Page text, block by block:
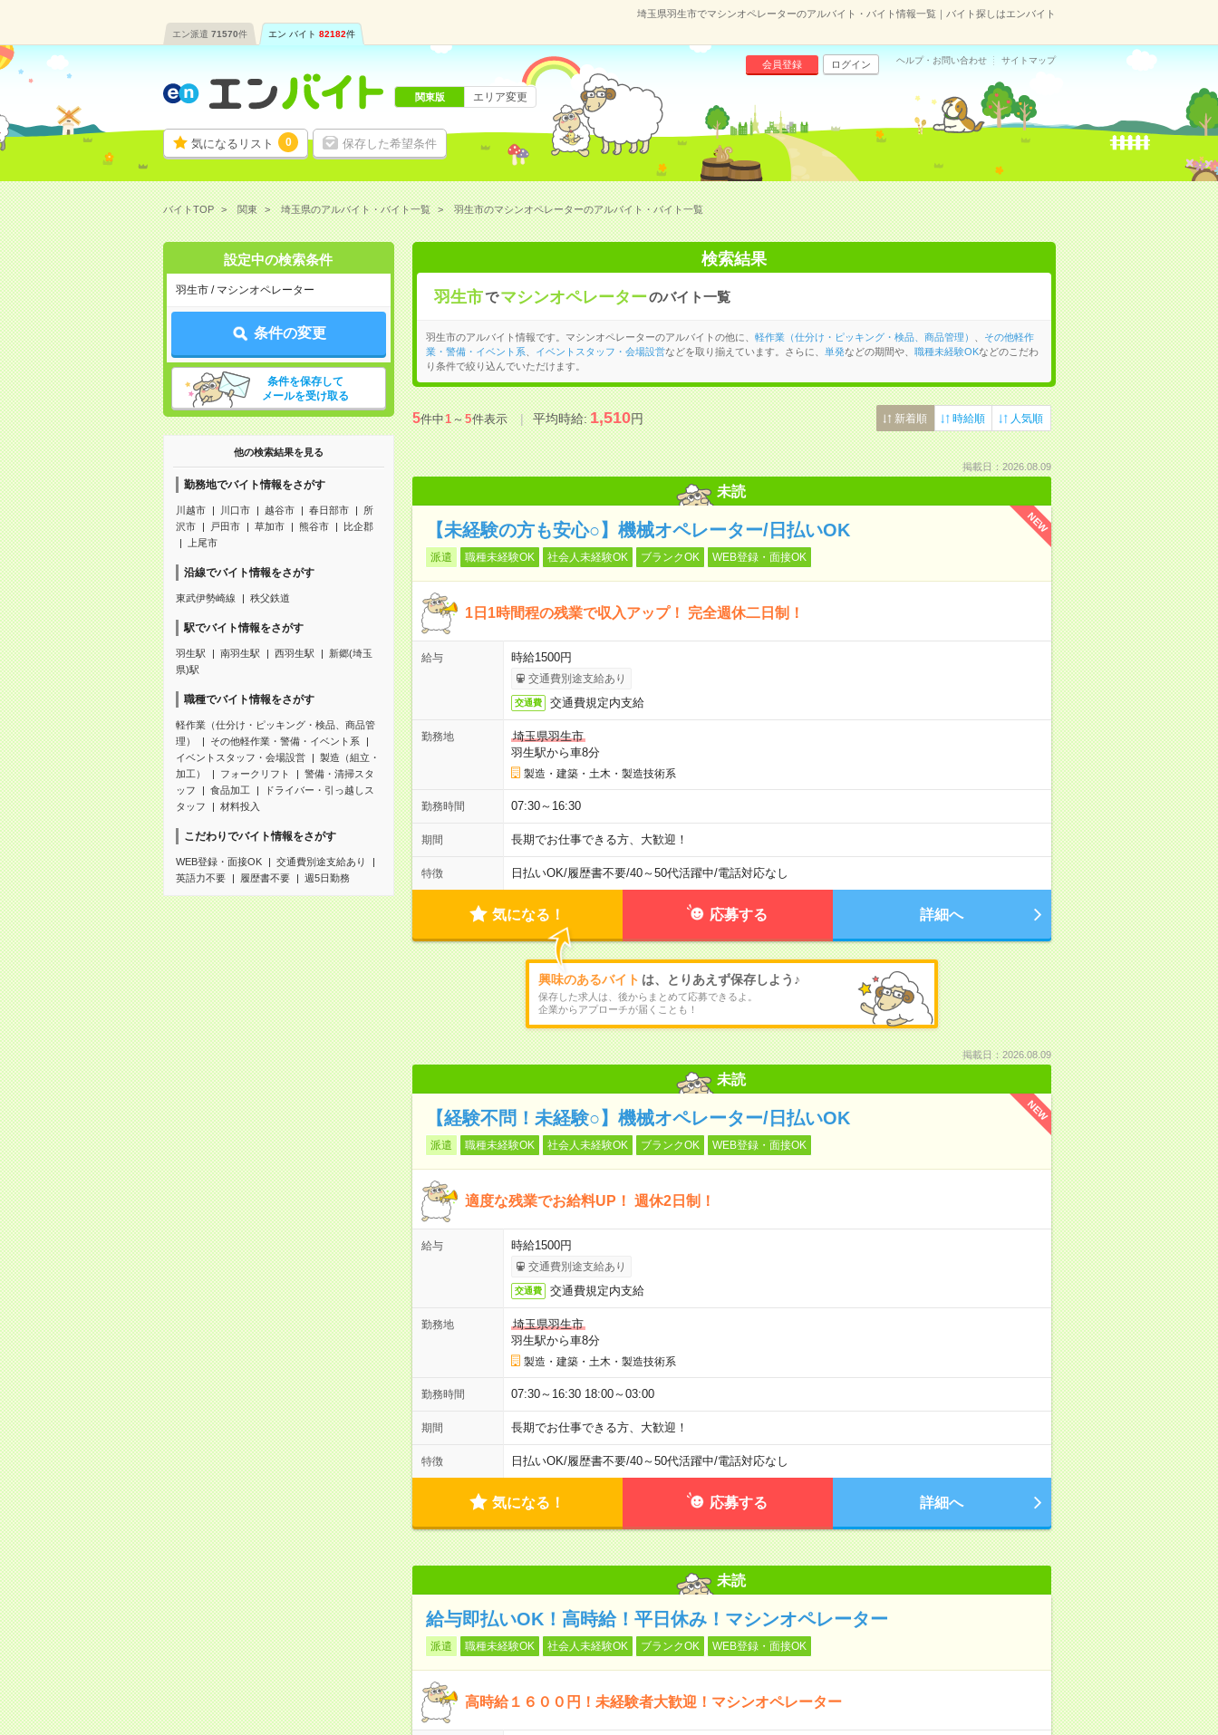
埼玉県羽生市でマシンオペレーターのアルバイト・バイト情報一覧｜バイト探しはエンバイト
エン派遣 71570件 エン バイト 82182件
気になるリスト 0 保存した希望条件
会員登録 ログイン ヘルプ・お問い合わせ サイトマップ
関東版 エリア変更
バイトTOP 関東 埼玉県のアルバイト・バイト一覧 羽生市のマシンオペレーターのアルバイト・バイト一覧
設定中の検索条件
羽生市 / マシンオペレーター
条件の変更
条件を保存して
メールを受け取る
他の検索結果を見る
勤務地でバイト情報をさがす
川越市 川口市 越谷市 春日部市
所
沢市
戸田市 草加市 熊谷市
比企郡
上尾市
沿線でバイト情報をさがす
東武伊勢崎線 秩父鉄道
駅でバイト情報をさがす
羽生駅 南羽生駅 西羽生駅
新郷(埼玉
県)駅
職種でバイト情報をさがす
軽作業（仕分け・ピッキング・検品、商品管
理）
その他軽作業・警備・イベント系
イベントスタッフ・会場設営
製造（組立・
加工）
フォークリフト
警備・清掃スタ
ッフ
食品加工
ドライバー・引っ越しス
タッフ
材料投入
こだわりでバイト情報をさがす
WEB登録・面接OK
交通費別途支給あり
英語力不要
履歴書不要 週5日勤務
検索結果
羽生市で マシンオペレーターのバイト一覧
羽生市のアルバイト情報です。マシンオペレーターのアルバイトの他に、 軽作業（仕分け・ピッキング・検品、商品管理）
その他軽作
業・警備・イベント系
イベントスタッフ・会場設営などを取り揃えています。さらに、 単発などの期間や、 職種未経験OKなどのこだわ
り条件で絞り込んでいただけます。
5件中1～5件表示 平均時給:1,510円 新着順 時給順 人気順
掲載日：2026.08.09
未読
NEW
【未経験の方も安心○】機械オペレーター/日払いOK
派遣 職種未経験OK 社会人未経験OK ブランクOK WEB登録・面接OK
1日1時間程の残業で収入アップ！ 完全週休二日制！
給与 時給1500円
交通費別途支給あり
交通費 交通費規定内支給
勤務地
埼玉県羽生市
羽生駅から車8分
製造・建築・土木・製造技術系
勤務時間 07:30～16:30
期間 長期でお仕事できる方、大歓迎！
特徴 日払いOK/履歴書不要/40～50代活躍中/電話対応なし
気になる！ 応募する 詳細へ
興味のあるバイト は、とりあえず保存しよう♪
保存した求人は、後からまとめて応募できるよ。
企業からアプローチが届くことも！
掲載日：2026.08.09
未読
NEW
【経験不問！未経験○】機械オペレーター/日払いOK
派遣 職種未経験OK 社会人未経験OK ブランクOK WEB登録・面接OK
適度な残業でお給料UP！ 週休2日制！
給与 時給1500円
交通費別途支給あり
交通費 交通費規定内支給
勤務地
埼玉県羽生市
羽生駅から車8分
製造・建築・土木・製造技術系
勤務時間 07:30～16:30 18:00～03:00
期間 長期でお仕事できる方、大歓迎！
特徴 日払いOK/履歴書不要/40～50代活躍中/電話対応なし
気になる！ 応募する 詳細へ
未読
給与即払いOK！高時給！平日休み！マシンオペレーター
派遣 職種未経験OK 社会人未経験OK ブランクOK WEB登録・面接OK
高時給１６００円！未経験者大歓迎！マシンオペレーター